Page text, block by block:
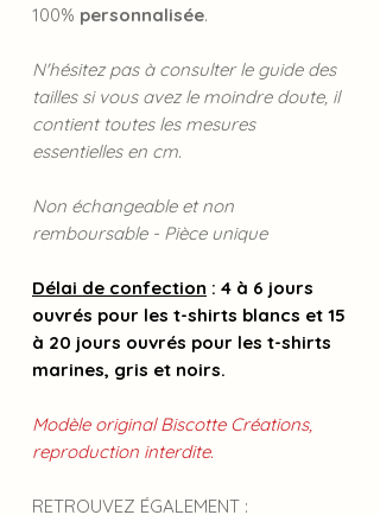
100% personnalisée.
N'hésitez pas à consulter le guide des
tailles si vous avez le moindre doute, il
contient toutes les mesures
essentielles en cm.
Non échangeable et non
remboursable - Pièce unique
Délai de confection : 4 à 6 jours
ouvrés pour les t-shirts blancs et 15
à 20 jours ouvrés pour les t-shirts
marines, gris et noirs.
Modèle original Biscotte Créations,
reproduction interdite.
RETROUVEZ ÉGALEMENT :